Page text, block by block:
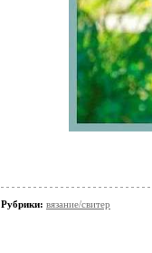
Рубрики: вязание/свитер